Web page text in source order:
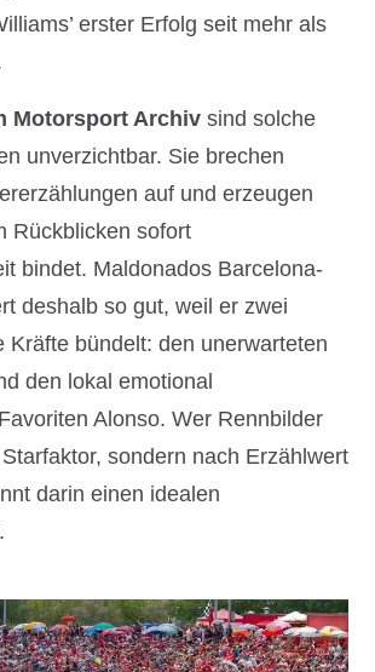
erster Erfolg seit mehr als
Motorsport Archiv sind solche
unverzichtbar. Sie brechen
auf und erzeugen
Rückblicken sofort
bindet. Maldonados Barcelona-
deshalb so gut, weil er zwei
Kräfte bündelt: den unerwarteten
den lokal emotional
Alonso. Wer Rennbilder
sondern nach Erzählwert
darin einen idealen